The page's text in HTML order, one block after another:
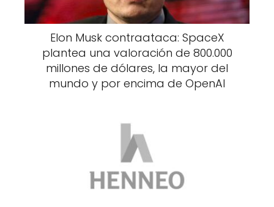
Elon Musk contraataca: SpaceX
plantea una valoración de 800.000
millones de dólares, la mayor del
mundo y por encima de OpenAI